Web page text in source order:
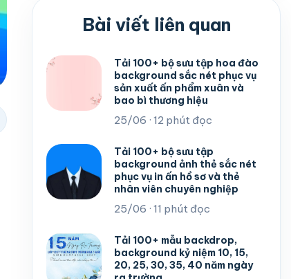
Bài viết liên quan
Tải 100+ bộ sưu tập hoa đào
background sắc nét phục vụ
sản xuất ấn phẩm xuân và
bao bì thương hiệu
25/06 · 12 phút đọc
Tải 100+ bộ sưu tập
background ảnh thẻ sắc nét
phục vụ in ấn hồ sơ và thẻ
nhân viên chuyên nghiệp
25/06 · 11 phút đọc
Tải 100+ mẫu backdrop,
background kỷ niệm 10, 15,
20, 25, 30, 35, 40 năm ngày